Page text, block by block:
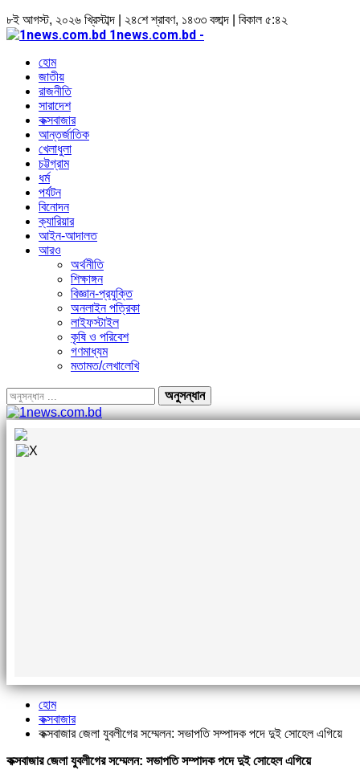
৮ই আগস্ট, ২০২৬ খ্রিস্টাব্দ | ২৪শে শ্রাবণ, ১৪৩৩ বঙ্গাব্দ | বিকাল ৫:৪২
1news.com.bd -
হোম
জাতীয়
রাজনীতি
সারাদেশ
কক্সবাজার
আন্তর্জাতিক
খেলাধুলা
চট্টগ্রাম
ধর্ম
পর্যটন
বিনোদন
ক্যারিয়ার
আইন-আদালত
আরও
অর্থনীতি
শিক্ষাঙ্গন
বিজ্ঞান-প্রযুক্তি
অনলাইন পত্রিকা
লাইফস্টাইল
কৃষি ও পরিবেশ
গণমাধ্যম
মতামত/লেখালেখি
হোম
কক্সবাজার
কক্সবাজার জেলা যুবলীগের সম্মেলন: সভাপতি সম্পাদক পদে দুই সোহেল এগিয়ে
কক্সবাজার জেলা যুবলীগের সম্মেলন: সভাপতি সম্পাদক পদে দুই সোহেল এগিয়ে